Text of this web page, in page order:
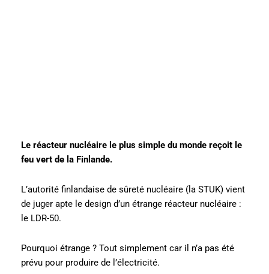
Le réacteur nucléaire le plus simple du monde reçoit le
feu vert de la Finlande.
L’autorité finlandaise de sûreté nucléaire (la STUK) vient
de juger apte le design d’un étrange réacteur nucléaire :
le LDR-50.
Pourquoi étrange ? Tout simplement car il n’a pas été
prévu pour produire de l’électricité.